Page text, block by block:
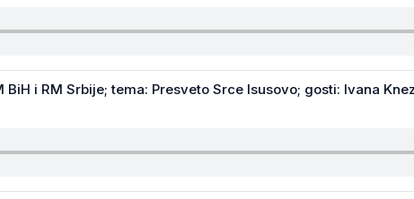
i RM Srbije; tema: Presveto Srce Isusovo; gosti: Ivana